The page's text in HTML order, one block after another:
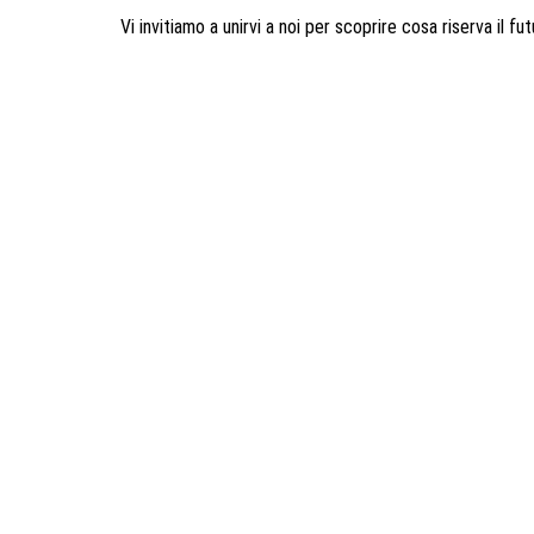
Vi invitiamo a unirvi a noi per scoprire cosa riserva il